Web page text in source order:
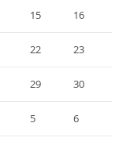
15 16
22 23
29 30
5 6